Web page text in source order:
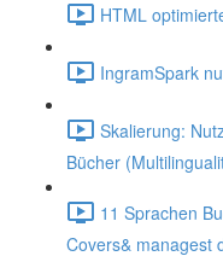
HTML
IngramSpark
Skalierung:
Bücher
11 Sprachen
Covers& managest